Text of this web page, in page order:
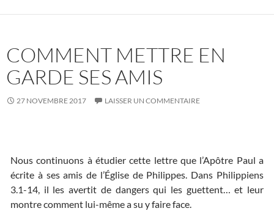
COMMENT METTRE EN
GARDE SES AMIS
27 NOVEMBRE 2017 LAISSER UN COMMENTAIRE
Nous continuons à étudier cette lettre que l’Apôtre Paul a
écrite à ses amis de l’Église de Philippes. Dans Philippiens
3.1-14, il les avertit de dangers qui les guettent… et leur
montre comment lui-même a su y faire face.